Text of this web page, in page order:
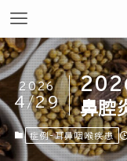
鼻腔
2026
4/29
症例-耳鼻咽喉疾患